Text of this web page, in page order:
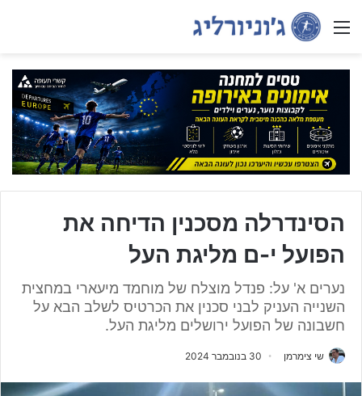
Menu
הסינדרלה מסכנין הדיחה את
הפועל י-ם מליגת העל
נערים א' על: פנדל מוצלח של מוחמד מיעארי במחצית
השנייה העניק לבני סכנין את הכרטיס לשלב הבא על
חשבונה של הפועל ירושלים מליגת העל.
שי צימרמן 30 בנובמבר 2024